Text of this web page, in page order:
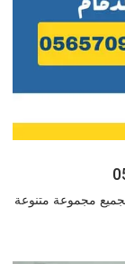
مجموعة متنوعة